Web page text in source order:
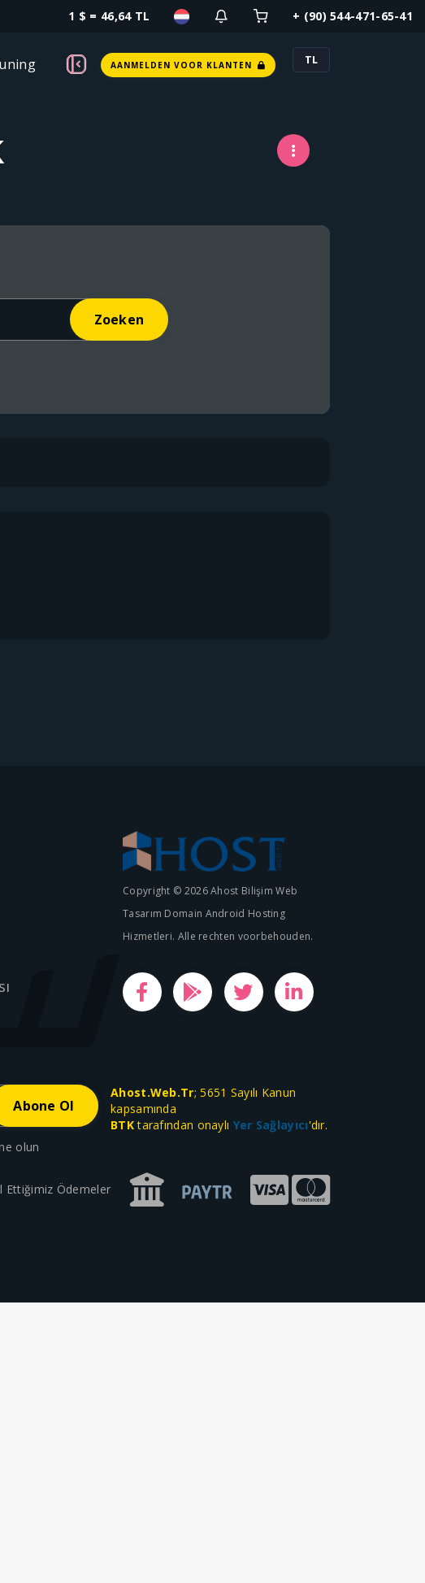
1 $ = 46,64 TL + (90) 544-471-65-41
AANMELDEN VOOR KLANTEN TL
Copyright © 2026 Ahost Bilişim Web
Tasarım Domain Android Hosting
Hizmetleri. Alle rechten voorbehouden.
olun
Ahost.Web.Tr; 5651 Sayılı Kanun
kapsamında
BTKtarafından onaylı Yer Sağlayıcı'dır.
Ettiğimiz Ödemeler